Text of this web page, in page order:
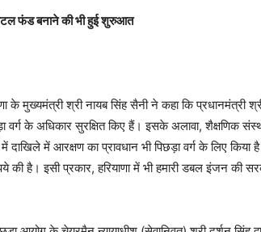
फंड बनाने की भी हुई शुरुआत
के मुख्यमंत्री श्री नायब सिंह सैनी ने कहा कि प्रधानमंत्री
वर्ग के अधिकार सुरक्षित किए हैं। इसके अलावा, शैक्षणिक
में दाखिले में आरक्षण का प्रावधान भी पिछड़ा वर्ग के लिए
है। इसी प्रकार, हरियाणा में भी हमारी डबल इंजन की